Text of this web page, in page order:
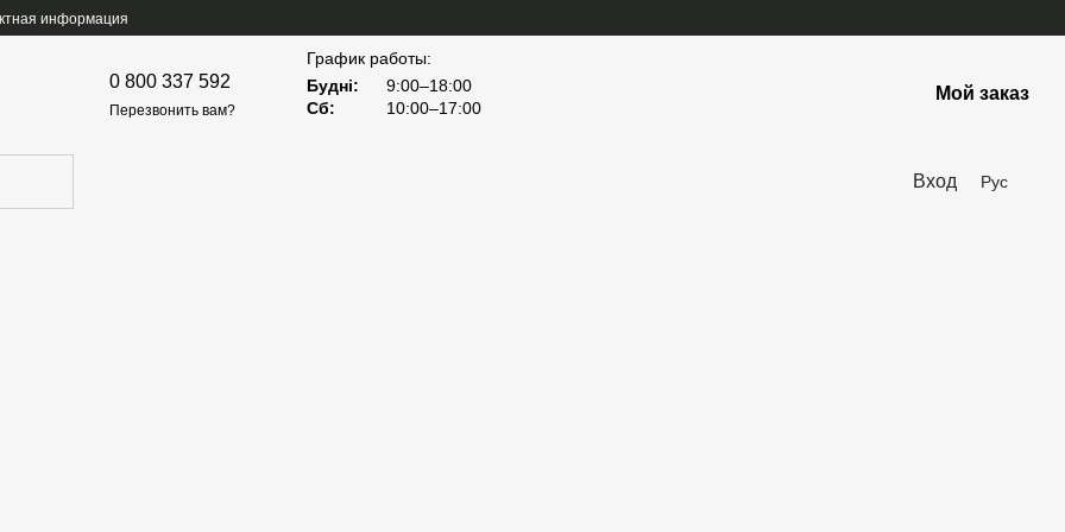
информация
0 800 337 592
Перезвонить вам?
График работы:
Будні:
9:00–18:00
Сб:
10:00–17:00
Мой заказ
Вход Рус